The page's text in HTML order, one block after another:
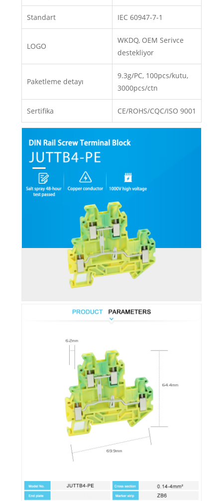
Standart IEC 60947-7-1
LOGO
WKDQ, OEM Serivce
destekliyor
Paketleme detayı
9.3g/PC, 100pcs/kutu,
3000pcs/ctn
Sertifika CE/ROHS/CQC/ISO 9001